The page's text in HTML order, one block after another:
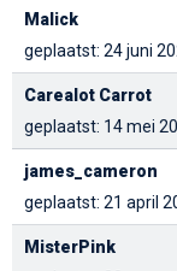
Malick
geplaatst: 24 juni
Carealot Carrot
geplaatst: 14 mei
james_cameron
geplaatst: 21 april
MisterPink